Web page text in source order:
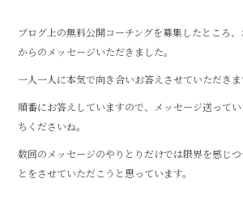
ブログ上の無料公開コーチングを募集したところ
からのメッセージいただきました。
一人一人に本気で向き合いお答えさせていただきま
順番にお答えしていますので、メッセージ送って
ちくださいね。
数回のメッセージのやりとりだけでは限界を感じ
とをさせていただこうと思っています。